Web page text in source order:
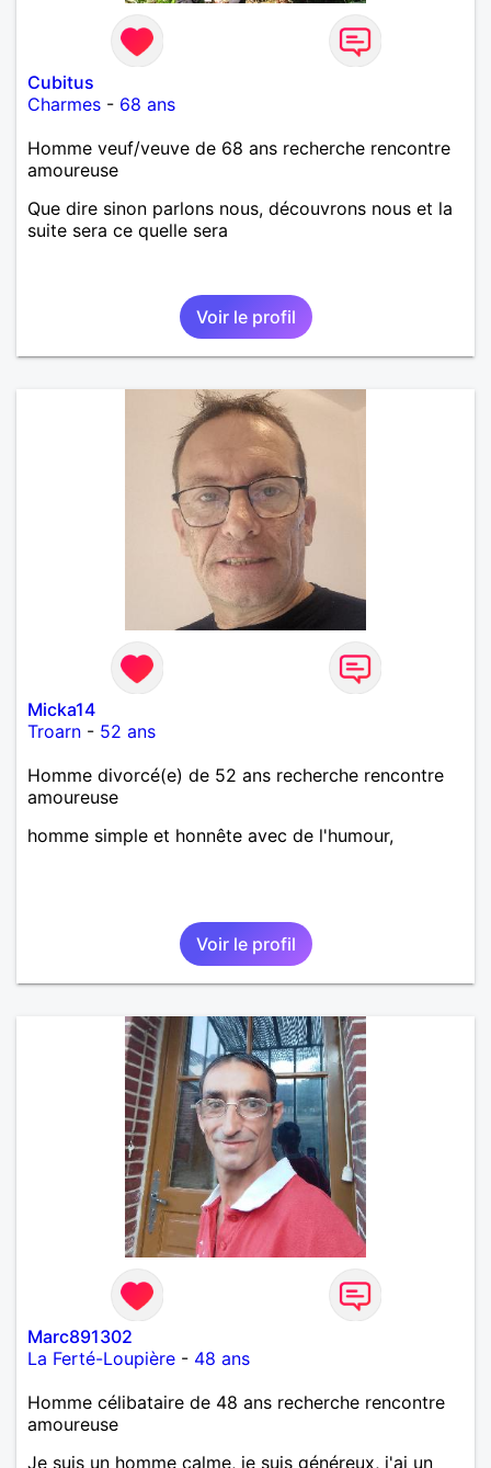
Cubitus
Charmes - 68 ans
Homme veuf/veuve de 68 ans recherche rencontre
amoureuse
Que dire sinon parlons nous, découvrons nous et la
suite sera ce quelle sera
Voir le profil
Micka14
Troarn - 52 ans
Homme divorcé(e) de 52 ans recherche rencontre
amoureuse
homme simple et honnête avec de l'humour,
Voir le profil
Marc891302
La Ferté-Loupière - 48 ans
Homme célibataire de 48 ans recherche rencontre
amoureuse
Je suis un homme calme, je suis généreux, j'ai un